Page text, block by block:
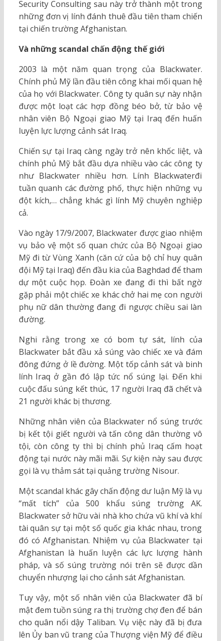
Security Consulting sau này trở thành một trong
những đơn vị lính đánh thuê đầu tiên tham chiến
tại chiến trường Afghanistan.
Và những scandal chấn động thế giới
2003 là một năm quan trọng của Blackwater.
Chính phủ Mỹ lần đầu tiên công khai mối quan hệ
của họ với Blackwater. Công ty quân sự này nhận
được một loạt các hợp đồng béo bở, từ bảo vệ
nhân viên Bộ Ngoại giao Mỹ tại Iraq đến huấn
luyện lực lượng cảnh sát Iraq.
Chiến sự tại Iraq càng ngày trở nên khốc liệt, và
chính phủ Mỹ bắt đầu dựa nhiều vào các công ty
như Blackwater nhiều hơn. Lính Blackwaterđi
tuần quanh các đường phố, thực hiện những vụ
đột kích,… chẳng khác gì lính Mỹ chuyên nghiệp
cả.
Vào ngày 17/9/2007, Blackwater được giao nhiệm
vụ bảo vệ một số quan chức của Bộ Ngoại giao
Mỹ đi từ Vùng Xanh (căn cứ của bộ chỉ huy quân
đội Mỹ tại Iraq) đến đầu kia của Baghdad để tham
dự một cuộc họp. Đoàn xe đang đi thì bất ngờ
gặp phải một chiếc xe khác chở hai mẹ con người
phụ nữ dân thường đang đi ngược chiều sai làn
đường.
Nghi rằng trong xe có bom tự sát, lính của
Blackwater bắt đầu xả súng vào chiếc xe và đám
đông đứng ở lề đường. Một tốp cảnh sát và binh
lính Iraq ở gần đó lập tức nổ súng lại. Đến khi
cuộc đấu súng kết thúc, 17 người Iraq đã chết và
21 người khác bị thương.
Những nhân viên của Blackwater nổ súng trước
bị kết tội giết người và tấn công dân thường vô
tội, còn công ty thì bị chính phủ Iraq cấm hoạt
động tại nước này mãi mãi. Sự kiện này sau được
gọi là vụ thảm sát tại quảng trường Nisour.
Một scandal khác gây chấn động dư luận Mỹ là vụ
“mất tích” của 500 khẩu súng trường AK.
Blackwater sở hữu vài nhà kho chứa vũ khí và khí
tài quân sự tại một số quốc gia khác nhau, trong
đó có Afghanistan. Nhiệm vụ của Blackwater tại
Afghanistan là huấn luyện các lực lượng hành
pháp, và số súng trường nói trên sẽ được dần
chuyển nhượng lại cho cảnh sát Afghanistan.
Tuy vậy, một số nhân viên của Blackwater đã bí
mật đem tuồn súng ra thị trường chợ đen để bán
cho quân nổi dậy Taliban. Vụ việc này đã bị đưa
lên Ủy ban vũ trang của Thượng viện Mỹ để điều